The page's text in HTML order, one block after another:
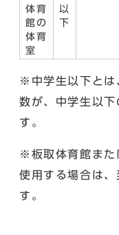
体育
館の
体育
室
以
下
※中学生以下とは
数が、中学生以
す。
※板取体育館また
使用する場合は
す。